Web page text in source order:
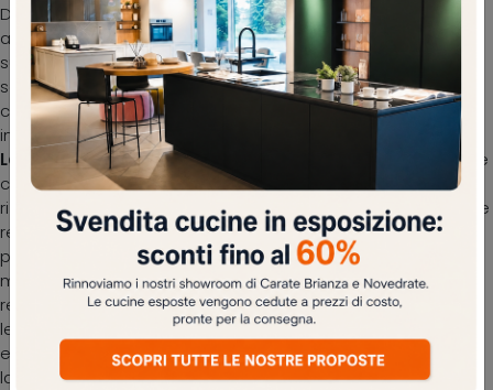
Durante la scelta di un buon modello di letto, valuta
attentamente le sue dimensioni, i materiali, la forma e il
suo stile rispetto al resto degli arredi. Se vuoi una
soluzione in tessuto, il modello mostrato in foto è
caratterizzato da materiali pregiati e linee decise, che
invitano a passare un riposo tranquillo e ristoratore. Il
Letto in tessuto Luis di Felis
ricrea uno spazio familiare e
confortevole in ogni camera da letto, garantendoti il
riposo migliore e uno stile unico. Scegli tonalità e texture e
realizza il tuo progetto d’arredo nella camera da letto,
progettandola proprio come l'hai sempre sognata. I Letti
matrimoniali imbottiti della firma, specialista nella
realizzazione di Arredamento Casa per la camera da
letto, sono pensati per essere abbinati a mobili ed
elementi accessori di ogni tipo, come armadi e comodini,
lampade e piantane.